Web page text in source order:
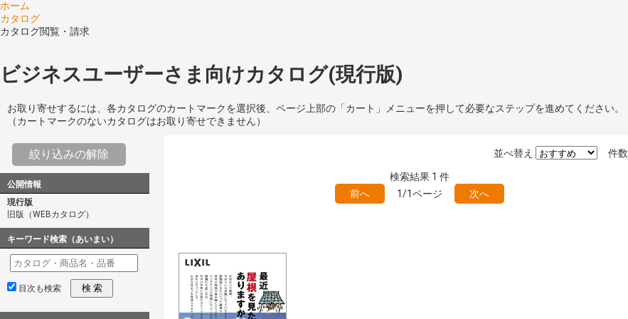
ホーム
カタログ
カタログ閲覧・請求
ビジネスユーザーさま向けカタログ(現行版)
お取り寄せするには、各カタログのカートマークを選択後、ページ上部の「カート」メニューを押して必要なステップを進めてください。
（カートマークのないカタログはお取り寄せできません）
絞り込みの解除
公開情報
現行版
旧版（WEBカタログ）
キーワード検索（あいまい）
目次も検索 検 索
件数
並べ替え
検索結果 1 件
前へ
1/1ページ 次へ